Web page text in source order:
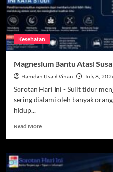
Kesehatan
Magnesium Bantu Atasi
Hamdan Usaid Vihan July 8,
Sorotan Hari Ini - Sulit tidur
sering dialami oleh banyak
hidup...
Read MoreRead
Magnesium
Bantu